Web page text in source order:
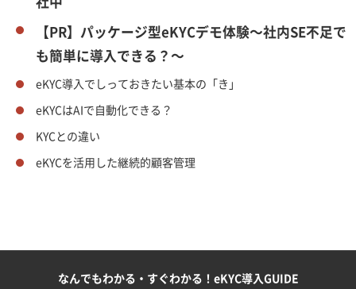
【PR】パッケージ型eKYCデモ体験～社内SE不足で
も簡単に導入できる？～
eKYC導入でしっておきたい基本の「き」
eKYCはAIで自動化できる？
KYCとの違い
eKYCを活用した継続的顧客管理
なんでもわかる・すぐわかる！eKYC導入GUIDE